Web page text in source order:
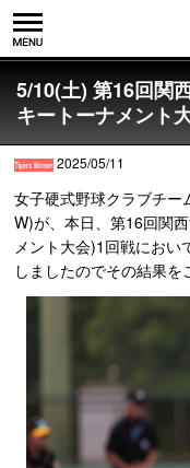
5/10(土) 第16回関
キートーナメント
2025/05/11
女子硬式野球クラブチ
W)が、本日、第16回関
メント大会)1回戦にお
しましたのでその結果